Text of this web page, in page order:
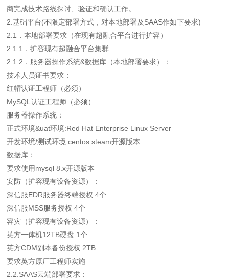
商完成技术路线探讨、验证和确认工作。
2.基础平台(不限定部署方式，对本地部署及SAAS作如下要求)
2.1．本地部署要求（在现有超融合平台进行扩容）
2.1.1．扩容现有超融合平台集群
2.1.2．服务器操作系统&数据库（本地部署要求）：
技术人员证书要求：
红帽认证工程师（必须）
MySQL认证工程师（必须）
服务器操作系统：
正式环境&uat环境:Red Hat Enterprise Linux Server
开发环境/测试环境:centos steam开源版本
数据库：
要求使用mysql 8.x开源版本
安防（扩容现有设备资源）：
深信服EDR服务器终端授权 4个
深信服MSS服务授权 4个
容灾（扩容现有设备资源）：
英方一体机12TB硬盘 1个
英方CDM副本备份授权 2TB
要求英方原厂工程师实施
2.2.SAAS云端部署要求：